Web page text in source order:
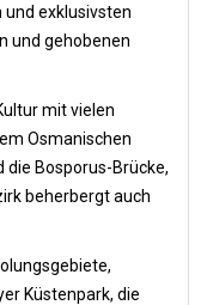
und exklusivsten
und gehobenen
mit vielen
Osmanischen
die Bosporus-Brücke,
beherbergt auch
Küstenpark, die